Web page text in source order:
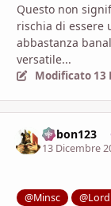
Questo non
rischia di essere
abbastanza
versatile...
Modificato 13
bobon123
13 Dicembre
@Minsc